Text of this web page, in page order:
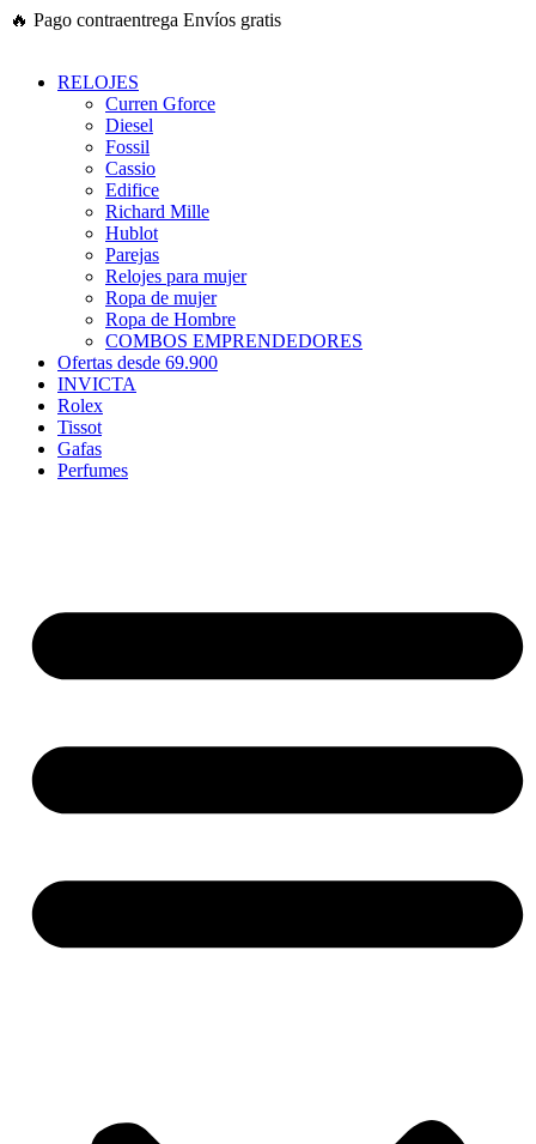
Ir
🔥 Pago contraentrega Envíos gratis
RELOJES
Curren Gforce
Diesel
Fossil
Cassio
Edifice
Richard Mille
Hublot
Parejas
Relojes para mujer
Ropa de mujer
Ropa de Hombre
COMBOS EMPRENDEDORES
Ofertas desde 69.900
INVICTA
Rolex
Tissot
Gafas
Perfumes